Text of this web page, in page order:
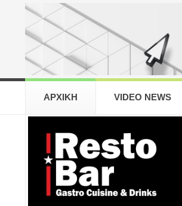
ΑΡΧΙΚΗ VIDEO NEWS